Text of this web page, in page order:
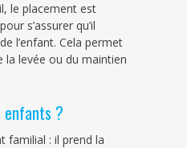
le placement est
s’assurer qu’il
l’enfant. Cela permet
la levée ou du maintien
enfants ?
familial : il prend la